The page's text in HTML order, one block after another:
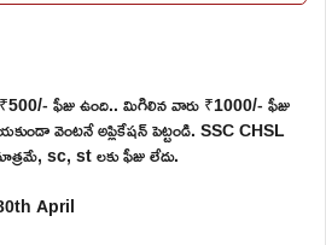
ఫీజు ఉంది.. మిగిలిన వారు ₹1000/- ఫీజు
వెంటనే అప్లికేషన్ పెట్టండి. SSC CHSL
sc, st లకు ఫీజు లేదు.
April